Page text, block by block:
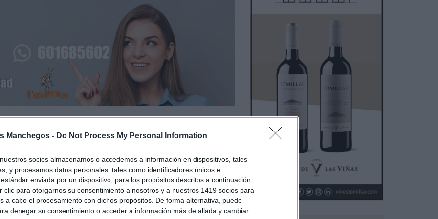
Manchegos - Do Not Process My Personal Information
socios almacenamos o accedemos a información en dispositivos, tales
y procesamos datos personales, tales como identificadores únicos e
enviada por un dispositivo, para los propósitos descritos a continuación.
clic para otorgarnos su consentimiento a nosotros y a nuestros 1419 socios para
a cabo el procesamiento con dichos propósitos. De forma alternativa, puede
denegar su consentimiento o acceder a información más detallada y cambiar
universal
1936 en Buenos Aires, Argentina. Criado en el seno de una
profunda vocación religiosa. Ingresó a la Compañía de